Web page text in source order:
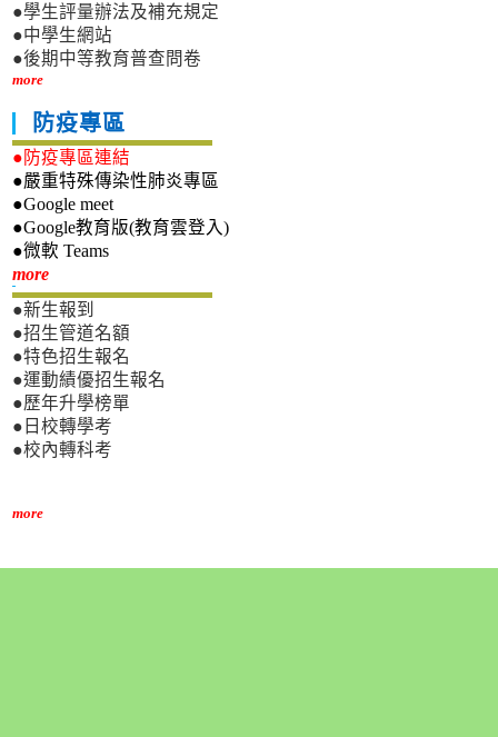
●學生評量辦法及補充規定
●中學生網站
●後期中等教育普查問卷
more
防疫專區
●防疫專區連結
●嚴重特殊傳染性肺炎專區
●Google meet
●Google教育版(教育雲登入)
●微軟 Teams
more新生專區
●新生報到
●招生管道名額
●特色招生報名
●運動績優招生報名
●歷年升學榜單
●日校轉學考
●校內轉科考
more